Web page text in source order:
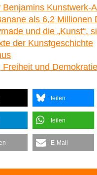
Benjamins Kunstwerk-
als 6,2 Millionen
und die „Kunst“,
der Kunstgeschichte
Freiheit und Demokratie
teilen
teilen
E-Mail